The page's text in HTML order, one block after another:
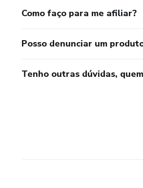
Como faço para me afiliar?
Posso denunciar um
Tenho outras dúvidas,